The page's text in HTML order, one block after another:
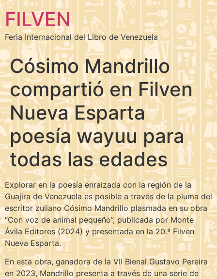
FILVEN
Feria Internacional del Libro de Venezuela
Cósimo Mandrillo
compartió en Filven
Nueva Esparta
poesía wayuu para
todas las edades
Explorar en la poesía enraizada con la región de la
Guajira de Venezuela es posible a través de la pluma del
escritor zuliano Cósimo Mandrillo plasmada en su obra
“Con voz de animal pequeño”, publicada por Monte
Ávila Editores (2024) y presentada en la 20.ª Filven
Nueva Esparta.
En esta obra, ganadora de la VII Bienal Gustavo Pereira
en 2023, Mandrillo presenta a través de una serie de